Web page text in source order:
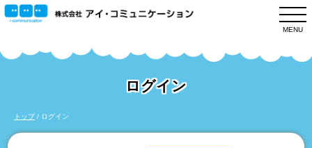
このページの本文へ
MENU
ログイン
現
在
トップ/ ログイン